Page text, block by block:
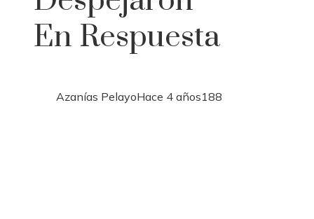
En Respuesta
Azanías PelayoHace 4 años188